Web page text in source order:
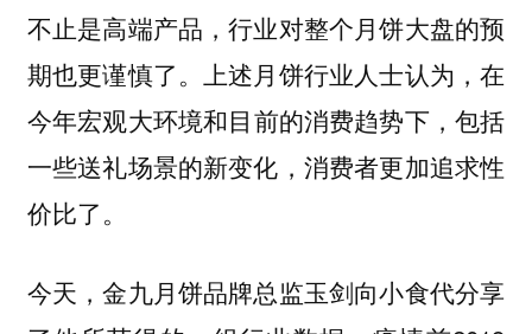
不止是高端产品，行业对整个月饼大盘的预
期也更谨慎了。上述月饼行业人士认为，在
今年宏观大环境和目前的消费趋势下，包括
一些送礼场景的新变化，消费者更加追求性
价比了。
今天，金九月饼品牌总监玉剑向小食代分享